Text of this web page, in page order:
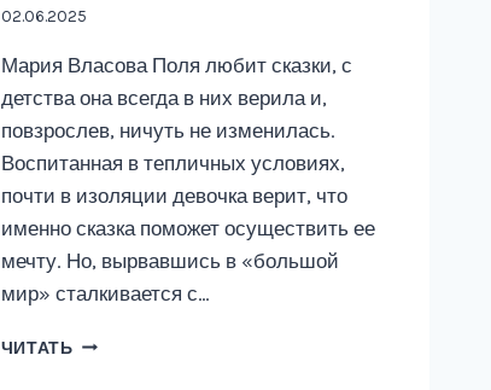
02.06.2025
Мария Власова Поля любит сказки, с
детства она всегда в них верила и,
повзрослев, ничуть не изменилась.
Воспитанная в тепличных условиях,
почти в изоляции девочка верит, что
именно сказка поможет осуществить ее
мечту. Но, вырвавшись в «большой
мир» сталкивается с…
ЧИТАТЬ ОСКОЛОК